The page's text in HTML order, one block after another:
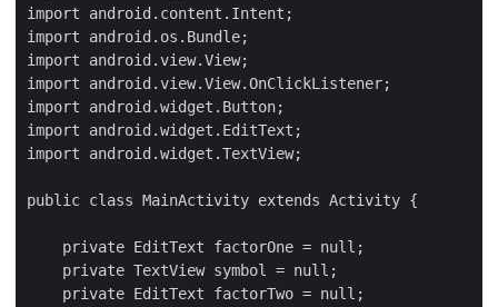
import android.content.Intent;
import android.os.Bundle;
import android.view.View;
import android.view.View.OnClickListener;
import android.widget.Button;
import android.widget.EditText;
import android.widget.TextView;
public class MainActivity extends Activity {
    private EditText factorOne = null;
    private TextView symbol = null;
    private EditText factorTwo = null;